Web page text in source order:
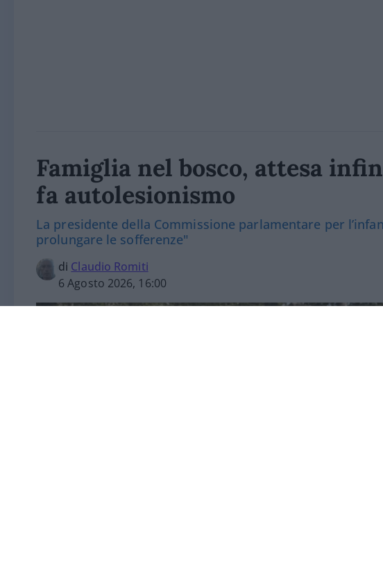
Famiglia nel bosco, attesa
fa autolesionismo
La presidente della Commissione parlamentare per
prolungare le sofferenze"
di Claudio Romiti
6 Agosto 2026, 16:00